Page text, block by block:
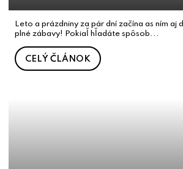
Leto a prázdniny za pár dní začína as ním aj
plné zábavy! Pokiaľ hľadáte spôsob...
CELÝ ČLÁNOK